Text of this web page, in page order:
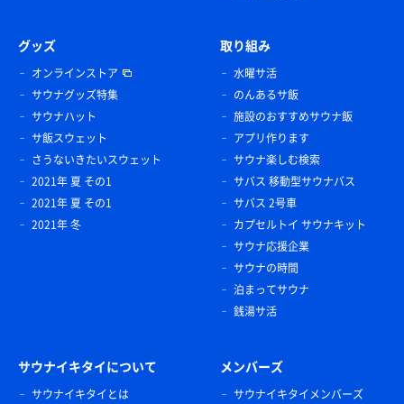
グッズ
オンラインストア
サウナグッズ特集
サウナハット
サ飯スウェット
さうないきたいスウェット
2021年 夏 その1
2021年 夏 その1
2021年 冬
取り組み
水曜サ活
のんあるサ飯
施設のおすすめサウナ飯
アプリ作ります
サウナ楽しむ検索
サバス 移動型サウナバス
サバス 2号車
カプセルトイ サウナキット
サウナ応援企業
サウナの時間
泊まってサウナ
銭湯サ活
サウナイキタイについて
サウナイキタイとは
メンバーズ
サウナイキタイメンバーズ